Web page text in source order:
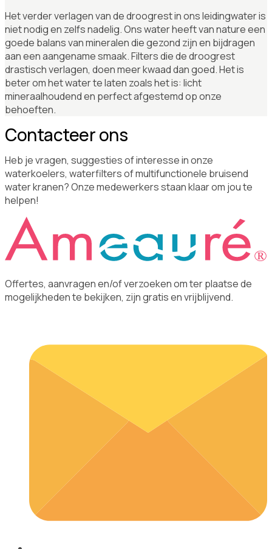
Het verder verlagen van de droogrest in ons leidingwater is
niet nodig en zelfs nadelig. Ons water heeft van nature een
goede balans van mineralen die gezond zijn en bijdragen
aan een aangename smaak. Filters die de droogrest
drastisch verlagen, doen meer kwaad dan goed. Het is
beter om het water te laten zoals het is: licht
mineraalhoudend en perfect afgestemd op onze
behoeften.
Contacteer ons
Heb je vragen, suggesties of interesse in onze
waterkoelers, waterfilters of multifunctionele bruisend
water kranen? Onze medewerkers staan klaar om jou te
helpen!
Offertes, aanvragen en/of verzoeken om ter plaatse de
mogelijkheden te bekijken, zijn gratis en vrijblijvend.